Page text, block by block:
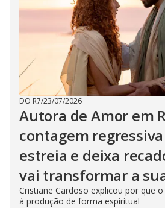
DO R7/23/07/2026
Autora de Amor em
contagem
estreia e deixa
vai transformar a
Cristiane Cardoso explicou por que
à produção de forma espiritual